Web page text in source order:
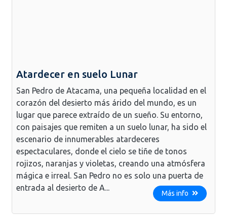
Atardecer en suelo Lunar
San Pedro de Atacama, una pequeña localidad en el
corazón del desierto más árido del mundo, es un
lugar que parece extraído de un sueño. Su entorno,
con paisajes que remiten a un suelo lunar, ha sido el
escenario de innumerables atardeceres
espectaculares, donde el cielo se tiñe de tonos
rojizos, naranjas y violetas, creando una atmósfera
mágica e irreal. San Pedro no es solo una puerta de
entrada al desierto de A...
Más info